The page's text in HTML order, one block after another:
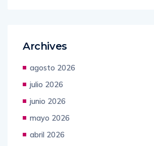
Archives
agosto 2026
julio 2026
junio 2026
mayo 2026
abril 2026